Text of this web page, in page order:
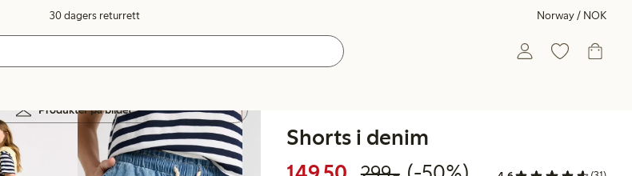
30 dagers returrett Norway / NOK
Produkter på bildet
Shorts i denim